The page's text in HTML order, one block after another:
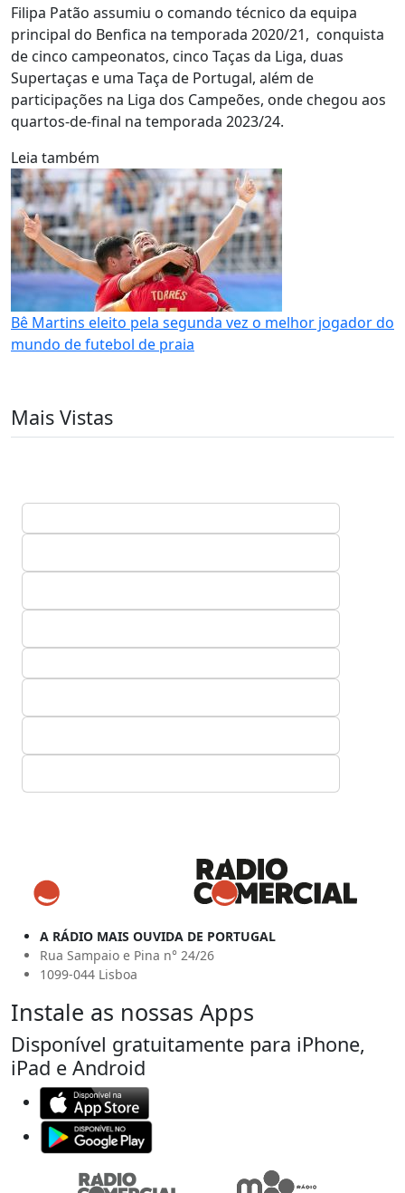
Filipa Patão assumiu o comando técnico da equipa
principal do Benfica na temporada 2020/21, conquista
de cinco campeonatos, cinco Taças da Liga, duas
Supertaças e uma Taça de Portugal, além de
participações na Liga dos Campeões, onde chegou aos
quartos-de-final na temporada 2023/24.
Leia também
Bê Martins eleito pela segunda vez o melhor jogador do
mundo de futebol de praia
Mais Vistas
A RÁDIO MAIS OUVIDA DE PORTUGAL
Rua Sampaio e Pina n° 24/26
1099-044 Lisboa
Instale as nossas Apps
Disponível gratuitamente para iPhone,
iPad e Android